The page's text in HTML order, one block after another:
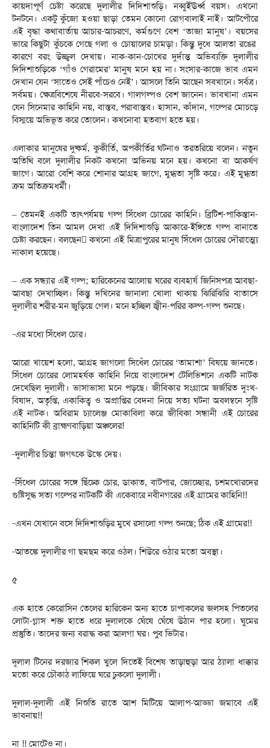
কায়দাপূর্ণ চেষ্টা করেছে দুলালীর দিদিশাশুড়ি। নব্বুইঊর্ধ্ব বয়স। এখনো
টনটনে। একটু কুঁজো হওয়া ছাড়া তেমন কোনো রোগবালাই নাই। আটপৌরে
এই বৃদ্ধা কথাবার্তায় আচার-আচরণে, কর্মগুণে বেশ ‘তাজা মানুষ’। বয়সের
ভারে কিছুটা কুঁচকে গেছে গলা ও চোয়ালের চামড়া। কিন্তু দুধে আলতা রঙের
কারণে বরং উজ্জ্বল দেখায়। নাক-কান-চোখের দুর্দান্ত অভিব্যক্তি দুলালীর
দিদিশাশুড়িকে ‘গাঁও গেরামের’ মানুষ মনে হয় না। সংসার-কাজে ভাব এমন
দেখান যেন ‘সাতেও সেই পাঁচেও নেই’। আসলে তিনি আছেন সবখানে। সর্বত্র।
সর্বময়। ক্ষেত্রবিশেষে নীরবে-সরবে। গালগল্পও বেশ জানেন। ভাবখানা এমন
যেন সিনেমার কাহিনি নয়, বাস্তব, পরাবাস্তব। হাসান, কাঁদান, গল্পের মোচড়ে
বিস্ময়ে অভিভূত করে তোলেন। কখনোবা হতবাগ হতে হয়।
এলাকার মানুষের দুষ্কর্ম, কুকীর্তি, অপকীর্তির ঘটনাও তরতরিয়ে বলেন। নতুন
অতিথি বলে দুলালীর নিকট কখনো অভিনয় মনে হয়। কখনো বা আকর্ষণ
জাগে। আরো বেশি করে শোনার আগ্রহ জাগে, মুগ্ধতা সৃষ্টি করে। এই মুগ্ধতা
ক্রম অতিক্রমধর্মী।
– তেমনই একটি ত্যৎপর্যময় গল্প সিঁধেল চোরের কাহিনি। ব্রিটিশ-পাকিস্তান-
বাংলাদেশ তিন আমল দেখা এই দিদিশাশুড়ি আকারে-ইঙ্গিতে গল্প বানাতে
চেষ্টা করছেন। বলছেন কখনো এই মিত্রাপুরের মানুষ সিঁধেল চোরের দৌরাত্ম্যে
নাকাল হয়েছে।
– এক সন্ধ্যার এই গল্প; হারিকেনের আলোয় ঘরের ব্যবহার্য জিনিসপত্র আবছা-
আবছা দেখাচ্ছিল। কিন্তু দখিনের জানালা খোলা থাকায় ঝিরিঝিরি বাতাসে
দুলালীর শরীর-মন জুড়িয়ে গেল। মনে হচ্ছিল জ্বীন-পরির কল্প-গল্প শুনছে।
-এর মধ্যে সিঁধেল চোর।
আরো খায়েশ হলো, আগ্রহ জাগলো সিধেঁল চোরের ‘তামাশা’ বিষয়ে জানতে।
সিঁধেল চোরের লোমহর্ষক কাহিনি নিয়ে বাংলাদেশ টেলিভিশনে একটি নাটক
দেখেছিল দুলালী। ভাসাভাসা মনে পড়ছে। জীবিকার সংগ্রামে জর্জরিত দুঃখ-
বিষাদ, অতৃপ্তি, একাকিত্ব ও অপ্রাপ্তির বেদনা নিয়ে সত্য ঘটনা অবলম্বনে সৃষ্টি
এই নাটক। অবিরাম চ্যালেঞ্জ মোকাবিলা করে জীবিকা সন্ধানী এই চোরের
কাহিনিটি কী ব্রাহ্মণবাড়িয়া অঞ্চলের!
-দুলালীর চিন্তা জগৎকে উস্কে দেয়।
-সিঁধেল চোরের সঙ্গে ছিঁচ্কে চোর, ডাকাত, বাটপার, জোচ্ছোর, চশমখোরদের
গুষ্টিসুদ্ধ সত্য গল্পের নাটকটি কী একেবারে নবীনগরের এই গ্রামের কাহিনি!!
-এখন যেখানে বসে দিদিশাশুড়ির মুখে রসালো গল্প শুনছে; ঠিক এই গ্রামের!!
-আতঙ্কে দুলালীর গা ছমছম করে ওঠল। শিউরে ওঠার মতো অবস্থা।
৫
এক হাতে কেরোসিন তেলের হারিকেন অন্য হাতে চাপাকলের জলসহ পিতলের
লোটা-গ্লাস শক্ত হাতে ধরে দুলালকে ঘেঁষে ঘেঁষে উঠান পার হলো। ঘুমের
প্রস্তুতি। তাদের জন্য বরাদ্ধ করা আলগা ঘর। পুব ভিটার।
দুলাল টিনের দরজার শিকল খুলে দিতেই বিশেষ তাড়াহুড়া আর ঠ্যালা ধাক্কার
মতো করে চৌকাঠ লাফিয়ে ঘরে ঢুকলো দুলালী।
দুলাল-দুলালী এই নিশুতি রাতে আশ মিটিয়ে আলাপ-আড্ডা জমাবে এই
ভাবনায়!!
না !! মোটেও না।